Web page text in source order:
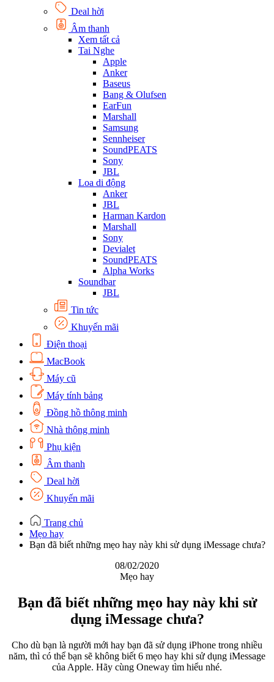
Deal hời
Âm thanh
Xem tất cả
Tai Nghe
Apple
Anker
Baseus
Bang & Olufsen
EarFun
Marshall
Samsung
Sennheiser
SoundPEATS
Sony
JBL
Loa di động
Anker
JBL
Harman Kardon
Marshall
Sony
Devialet
SoundPEATS
Alpha Works
Soundbar
JBL
Tin tức
Khuyến mãi
Điện thoại
MacBook
Máy cũ
Máy tính bảng
Đồng hồ thông minh
Nhà thông minh
Phụ kiện
Âm thanh
Deal hời
Khuyến mãi
Trang chủ
Mẹo hay
Bạn đã biết những mẹo hay này khi sử dụng iMessage chưa?
08/02/2020
Mẹo hay
Bạn đã biết những mẹo hay này khi sử
dụng iMessage chưa?
Cho dù bạn là người mới hay bạn đã sử dụng iPhone trong nhiều
năm, thì có thể bạn sẽ không biết 6 mẹo hay khi sử dụng iMessage
của Apple. Hãy cùng Oneway tìm hiểu nhé.